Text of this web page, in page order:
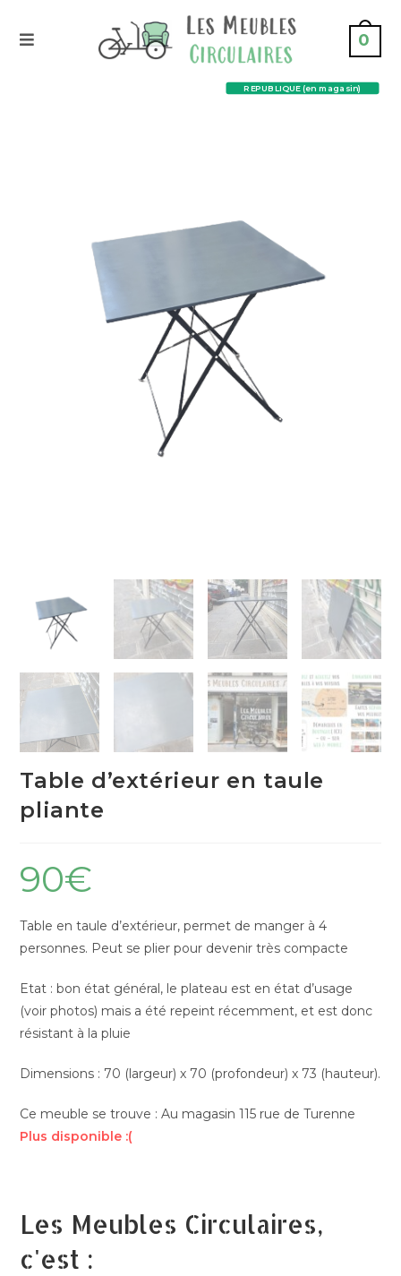
0
REPUBLIQUE (en magasin)
Table d’extérieur en taule
pliante
90€
Table en taule d’extérieur, permet de manger à 4
personnes. Peut se plier pour devenir très compacte
Etat : bon état général, le plateau est en état d’usage
(voir photos) mais a été repeint récemment, et est donc
résistant à la pluie
Dimensions : 70 (largeur) x 70 (profondeur) x 73 (hauteur).
Ce meuble se trouve : Au magasin 115 rue de Turenne
Plus disponible :(
Les Meubles Circulaires,
c'est :